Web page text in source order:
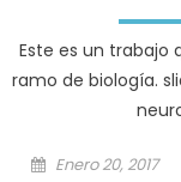
Este es un trabajo
ramo de biología.
Posted
Enero 20, 2017